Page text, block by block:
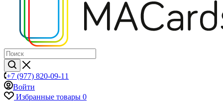
+7 (977) 820-09-11
Войти
Избранные товары 0